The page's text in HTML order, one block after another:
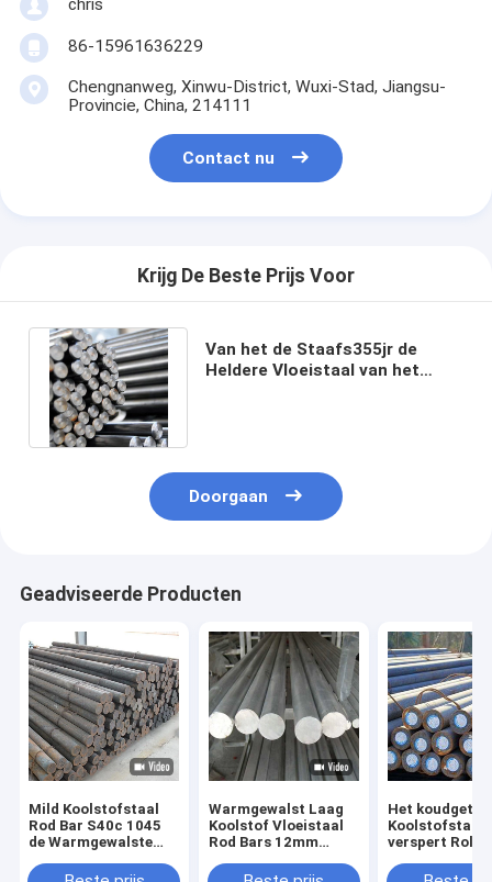
chris
86-15961636229
Chengnanweg, Xinwu-District, Wuxi-Stad, Jiangsu-
Provincie, China, 214111
Contact nu
Krijg De Beste Prijs Voor
Van het de Staafs355jr de
Heldere Vloeistaal van het
Doorgaan
Geadviseerde Producten
Mild Koolstofstaal
Rod Bar S40c 1045
de Warmgewalste
van A36
Warmgewalst Laag
Koolstof Vloeistaal
Rod Bars 12mm
Sm45c
Het
Koolstofstaal
verspert
A36 C45 1045